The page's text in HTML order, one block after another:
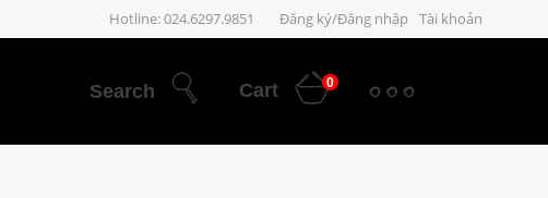
Hotline: 024.6297.9851 Đăng ký/Đăng nhập Tài khoản
Search Cart 0